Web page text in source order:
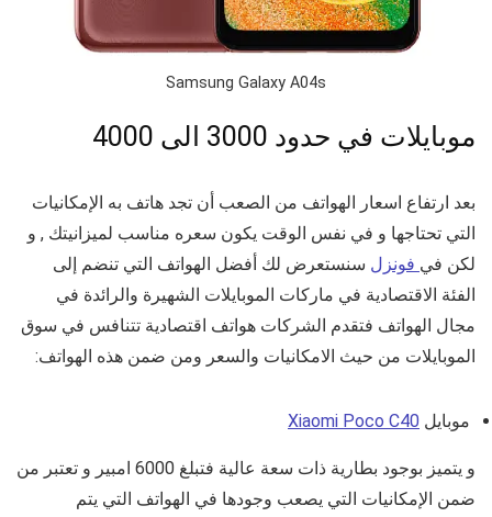
Samsung Galaxy A04s
موبايلات في حدود 3000 الى 4000
بعد ارتفاع اسعار الهواتف من الصعب أن تجد هاتف به الإمكانيات
التي تحتاجها و في نفس الوقت يكون سعره مناسب لميزانيتك , و
لكن في فونزل سنستعرض لك أفضل الهواتف التي تنضم إلى
الفئة الاقتصادية في ماركات الموبايلات الشهيرة والرائدة في
مجال الهواتف فتقدم الشركات هواتف اقتصادية تتنافس في سوق
الموبايلات من حيث الامكانيات والسعر ومن ضمن هذه الهواتف:
موبايل Xiaomi Poco C40
و يتميز بوجود بطارية ذات سعة عالية فتبلغ 6000 امبير و تعتبر من
ضمن الإمكانيات التي يصعب وجودها في الهواتف التي يتم